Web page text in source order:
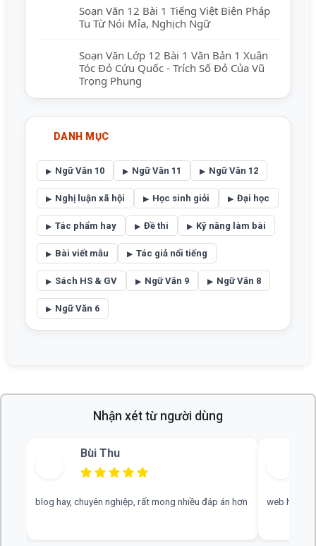
Soạn Văn 12 Bài 1 Tiếng Việt Biện Pháp
Tu Từ Nói Mỉa, Nghịch Ngữ
Soạn Văn Lớp 12 Bài 1 Văn Bản 1 Xuân
Tóc Đỏ Cứu Quốc - Trích Số Đỏ Của Vũ
Trọng Phụng
DANH MỤC
Ngữ Văn 10 Ngữ Văn 11 Ngữ Văn 12
Nghị luận xã hội Học sinh giỏi Đại học
Tác phẩm hay Đề thi Kỹ năng làm bài
Bài viết mẫu Tác giả nổi tiếng
Sách HS & GV Ngữ Văn 9 Ngữ Văn 8
Ngữ Văn 6
Nhận xét từ người dùng
Bùi Thu
blog hay, chuyên nghiệp, rất mong nhiều đáp án hơn web hay,